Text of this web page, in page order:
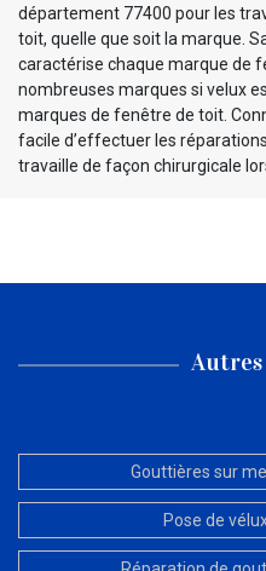
département 77400 pour les
toit, quelle que soit la marque.
caractérise chaque marque de
nombreuses marques si velux
marques de fenêtre de toit.
facile d’effectuer les
travaille de façon chirurgicale
Autres
Gouttières sur
Pose de